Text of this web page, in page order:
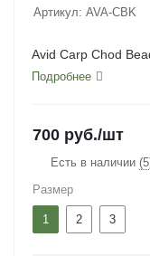
Артикул: AVA-CBK
Avid Carp Chod
Подробнее
700 руб./шт
Есть в наличии
Размер
1 2 3